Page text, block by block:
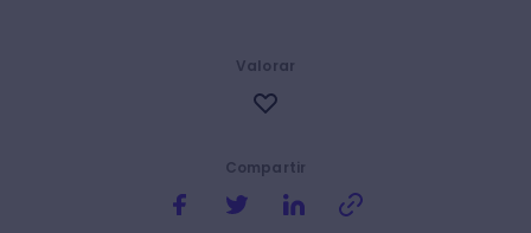
Compartir
Valorar